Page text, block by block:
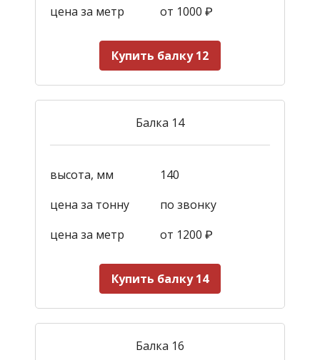
цена за метр
от 1000 ₽
Купить балку 12
Балка 14
высота, мм
140
цена за тонну
по звонку
цена за метр
от 1200 ₽
Купить балку 14
Балка 16